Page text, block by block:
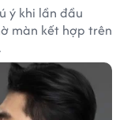
ý khi lần đầu
màn kết hợp trên